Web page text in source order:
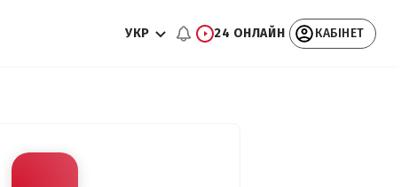
УКР 24 ОНЛАЙН КАБІНЕТ